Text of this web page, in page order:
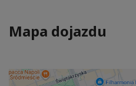
Mapa dojazdu